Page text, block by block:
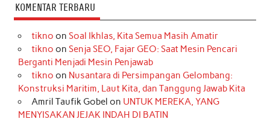
KOMENTAR TERBARU
tikno on Soal Ikhlas, Kita Semua Masih Amatir
tikno on Senja SEO, Fajar GEO: Saat Mesin Pencari
Berganti Menjadi Mesin Penjawab
tikno on Nusantara di Persimpangan Gelombang:
Konstruksi Maritim, Laut Kita, dan Tanggung Jawab Kita
Amril Taufik Gobel on UNTUK MEREKA, YANG
MENYISAKAN JEJAK INDAH DI BATIN